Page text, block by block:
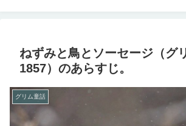
ねずみと鳥とソーセージ（グ
1857）のあらすじ。
グリム童話